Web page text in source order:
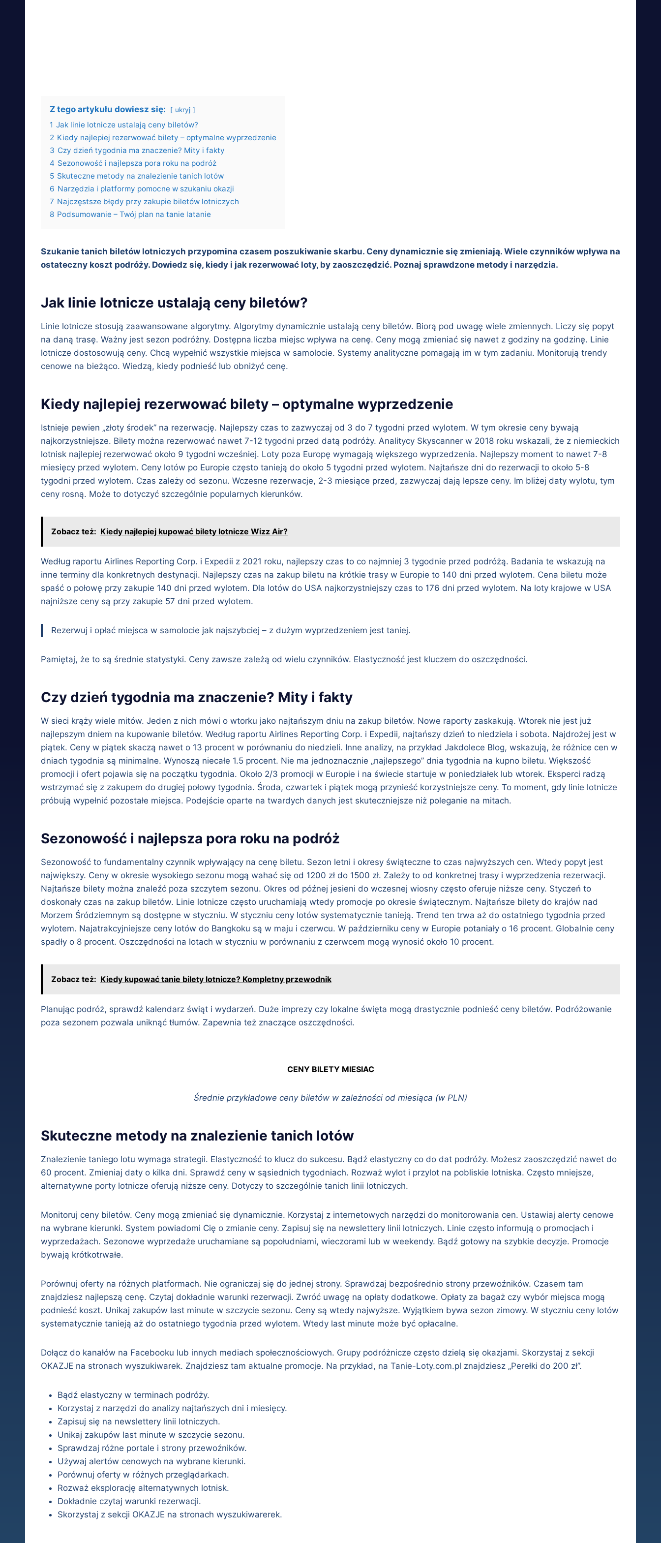
Z tego artykułu dowiesz się: ukryj
1 Jak linie lotnicze ustalają ceny biletów?
2 Kiedy najlepiej rezerwować bilety – optymalne wyprzedzenie
3 Czy dzień tygodnia ma znaczenie? Mity i fakty
4 Sezonowość i najlepsza pora roku na podróż
5 Skuteczne metody na znalezienie tanich lotów
6 Narzędzia i platformy pomocne w szukaniu okazji
7 Najczęstsze błędy przy zakupie biletów lotniczych
8 Podsumowanie – Twój plan na tanie latanie
Szukanie tanich biletów lotniczych przypomina czasem poszukiwanie skarbu. Ceny dynamicznie się zmieniają. Wiele czynników wpływa na
ostateczny koszt podróży. Dowiedz się, kiedy i jak rezerwować loty, by zaoszczędzić. Poznaj sprawdzone metody i narzędzia.
Jak linie lotnicze ustalają ceny biletów?
Linie lotnicze stosują zaawansowane algorytmy. Algorytmy dynamicznie ustalają ceny biletów. Biorą pod uwagę wiele zmiennych. Liczy się popyt
na daną trasę. Ważny jest sezon podróżny. Dostępna liczba miejsc wpływa na cenę. Ceny mogą zmieniać się nawet z godziny na godzinę. Linie
lotnicze dostosowują ceny. Chcą wypełnić wszystkie miejsca w samolocie. Systemy analityczne pomagają im w tym zadaniu. Monitorują trendy
cenowe na bieżąco. Wiedzą, kiedy podnieść lub obniżyć cenę.
Kiedy najlepiej rezerwować bilety – optymalne wyprzedzenie
Istnieje pewien „złoty środek” na rezerwację. Najlepszy czas to zazwyczaj od 3 do 7 tygodni przed wylotem. W tym okresie ceny bywają
najkorzystniejsze. Bilety można rezerwować nawet 7-12 tygodni przed datą podróży. Analitycy Skyscanner w 2018 roku wskazali, że z niemieckich
lotnisk najlepiej rezerwować około 9 tygodni wcześniej. Loty poza Europę wymagają większego wyprzedzenia. Najlepszy moment to nawet 7-8
miesięcy przed wylotem. Ceny lotów po Europie często tanieją do około 5 tygodni przed wylotem. Najtańsze dni do rezerwacji to około 5-8
tygodni przed wylotem. Czas zależy od sezonu. Wczesne rezerwacje, 2-3 miesiące przed, zazwyczaj dają lepsze ceny. Im bliżej daty wylotu, tym
ceny rosną. Może to dotyczyć szczególnie popularnych kierunków.
Zobacz też: Kiedy najlepiej kupować bilety lotnicze Wizz Air?
Według raportu Airlines Reporting Corp. i Expedii z 2021 roku, najlepszy czas to co najmniej 3 tygodnie przed podróżą. Badania te wskazują na
inne terminy dla konkretnych destynacji. Najlepszy czas na zakup biletu na krótkie trasy w Europie to 140 dni przed wylotem. Cena biletu może
spaść o połowę przy zakupie 140 dni przed wylotem. Dla lotów do USA najkorzystniejszy czas to 176 dni przed wylotem. Na loty krajowe w USA
najniższe ceny są przy zakupie 57 dni przed wylotem.
Rezerwuj i opłać miejsca w samolocie jak najszybciej – z dużym wyprzedzeniem jest taniej.
Pamiętaj, że to są średnie statystyki. Ceny zawsze zależą od wielu czynników. Elastyczność jest kluczem do oszczędności.
Czy dzień tygodnia ma znaczenie? Mity i fakty
W sieci krąży wiele mitów. Jeden z nich mówi o wtorku jako najtańszym dniu na zakup biletów. Nowe raporty zaskakują. Wtorek nie jest już
najlepszym dniem na kupowanie biletów. Według raportu Airlines Reporting Corp. i Expedii, najtańszy dzień to niedziela i sobota. Najdrożej jest w
piątek. Ceny w piątek skaczą nawet o 13 procent w porównaniu do niedzieli. Inne analizy, na przykład Jakdolece Blog, wskazują, że różnice cen w
dniach tygodnia są minimalne. Wynoszą niecałe 1.5 procent. Nie ma jednoznacznie „najlepszego” dnia tygodnia na kupno biletu. Większość
promocji i ofert pojawia się na początku tygodnia. Około 2/3 promocji w Europie i na świecie startuje w poniedziałek lub wtorek. Eksperci radzą
wstrzymać się z zakupem do drugiej połowy tygodnia. Środa, czwartek i piątek mogą przynieść korzystniejsze ceny. To moment, gdy linie lotnicze
próbują wypełnić pozostałe miejsca. Podejście oparte na twardych danych jest skuteczniejsze niż poleganie na mitach.
Sezonowość i najlepsza pora roku na podróż
Sezonowość to fundamentalny czynnik wpływający na cenę biletu. Sezon letni i okresy świąteczne to czas najwyższych cen. Wtedy popyt jest
największy. Ceny w okresie wysokiego sezonu mogą wahać się od 1200 zł do 1500 zł. Zależy to od konkretnej trasy i wyprzedzenia rezerwacji.
Najtańsze bilety można znaleźć poza szczytem sezonu. Okres od późnej jesieni do wczesnej wiosny często oferuje niższe ceny. Styczeń to
doskonały czas na zakup biletów. Linie lotnicze często uruchamiają wtedy promocje po okresie świątecznym. Najtańsze bilety do krajów nad
Morzem Śródziemnym są dostępne w styczniu. W styczniu ceny lotów systematycznie tanieją. Trend ten trwa aż do ostatniego tygodnia przed
wylotem. Najatrakcyjniejsze ceny lotów do Bangkoku są w maju i czerwcu. W październiku ceny w Europie potaniały o 16 procent. Globalnie ceny
spadły o 8 procent. Oszczędności na lotach w styczniu w porównaniu z czerwcem mogą wynosić około 10 procent.
Zobacz też: Kiedy kupować tanie bilety lotnicze? Kompletny przewodnik
Planując podróż, sprawdź kalendarz świąt i wydarzeń. Duże imprezy czy lokalne święta mogą drastycznie podnieść ceny biletów. Podróżowanie
poza sezonem pozwala uniknąć tłumów. Zapewnia też znaczące oszczędności.
CENY BILETY MIESIAC
Średnie przykładowe ceny biletów w zależności od miesiąca (w PLN)
Skuteczne metody na znalezienie tanich lotów
Znalezienie taniego lotu wymaga strategii. Elastyczność to klucz do sukcesu. Bądź elastyczny co do dat podróży. Możesz zaoszczędzić nawet do
60 procent. Zmieniaj daty o kilka dni. Sprawdź ceny w sąsiednich tygodniach. Rozważ wylot i przylot na pobliskie lotniska. Często mniejsze,
alternatywne porty lotnicze oferują niższe ceny. Dotyczy to szczególnie tanich linii lotniczych.
Monitoruj ceny biletów. Ceny mogą zmieniać się dynamicznie. Korzystaj z internetowych narzędzi do monitorowania cen. Ustawiaj alerty cenowe
na wybrane kierunki. System powiadomi Cię o zmianie ceny. Zapisuj się na newslettery linii lotniczych. Linie często informują o promocjach i
wyprzedażach. Sezonowe wyprzedaże uruchamiane są popołudniami, wieczorami lub w weekendy. Bądź gotowy na szybkie decyzje. Promocje
bywają krótkotrwałe.
Porównuj oferty na różnych platformach. Nie ograniczaj się do jednej strony. Sprawdzaj bezpośrednio strony przewoźników. Czasem tam
znajdziesz najlepszą cenę. Czytaj dokładnie warunki rezerwacji. Zwróć uwagę na opłaty dodatkowe. Opłaty za bagaż czy wybór miejsca mogą
podnieść koszt. Unikaj zakupów last minute w szczycie sezonu. Ceny są wtedy najwyższe. Wyjątkiem bywa sezon zimowy. W styczniu ceny lotów
systematycznie tanieją aż do ostatniego tygodnia przed wylotem. Wtedy last minute może być opłacalne.
Dołącz do kanałów na Facebooku lub innych mediach społecznościowych. Grupy podróżnicze często dzielą się okazjami. Skorzystaj z sekcji
OKAZJE na stronach wyszukiwarek. Znajdziesz tam aktualne promocje. Na przykład, na Tanie-Loty.com.pl znajdziesz „Perełki do 200 zł”.
Bądź elastyczny w terminach podróży.
Korzystaj z narzędzi do analizy najtańszych dni i miesięcy.
Zapisuj się na newslettery linii lotniczych.
Unikaj zakupów last minute w szczycie sezonu.
Sprawdzaj różne portale i strony przewoźników.
Używaj alertów cenowych na wybrane kierunki.
Porównuj oferty w różnych przeglądarkach.
Rozważ eksplorację alternatywnych lotnisk.
Dokładnie czytaj warunki rezerwacji.
Skorzystaj z sekcji OKAZJE na stronach wyszukiwarerek.